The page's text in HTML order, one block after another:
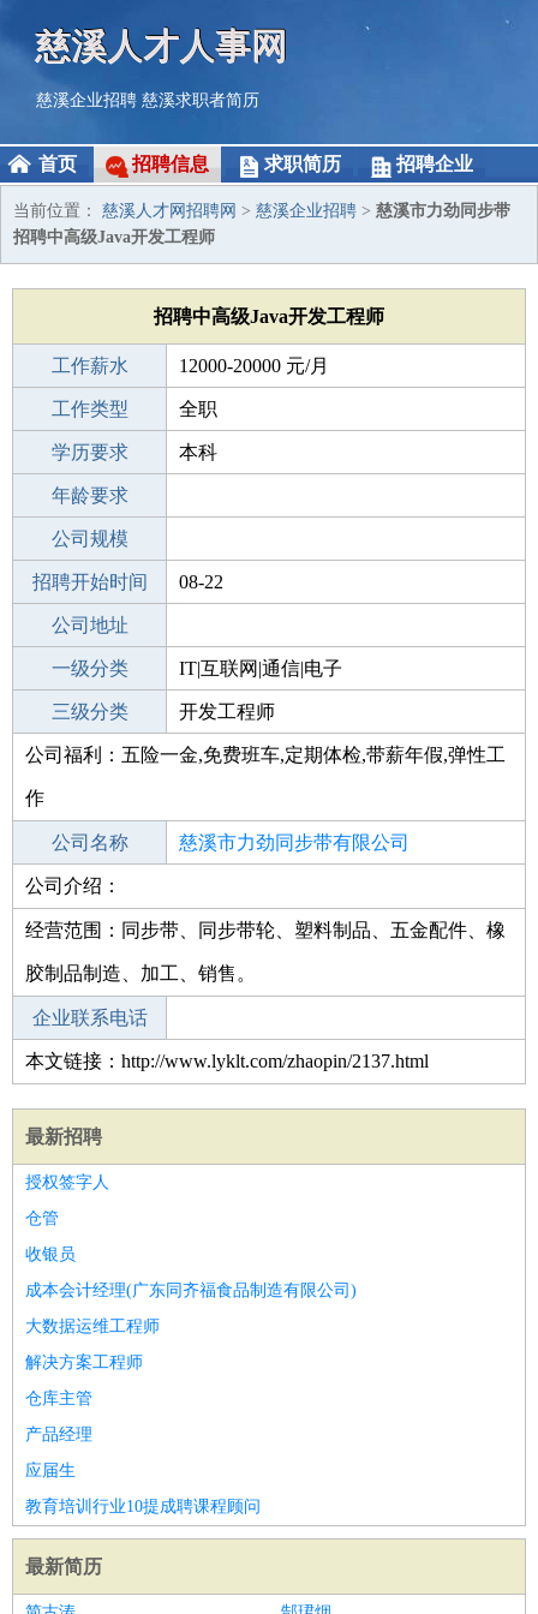
慈溪人才人事网
慈溪企业招聘 慈溪求职者简历
首页 招聘信息 求职简历 招聘企业
当前位置： 慈溪人才网招聘网 > 慈溪企业招聘 > 慈溪市力劲同步带
招聘中高级Java开发工程师
招聘中高级Java开发工程师
工作薪水 12000-20000 元/月
招聘人数 若干
工作类型 全职
性别要求 -
学历要求 本科
工作经验
年龄要求
工作地点
公司规模
公司电话
招聘开始时间 08-22
招聘结束时间
公司地址
一级分类 IT|互联网|通信|电子
二级分类 技术开发
三级分类 开发工程师
其他行业
公司福利：五险一金,免费班车,定期体检,带薪年假,弹性工
作
公司名称 慈溪市力劲同步带有限公司
公司类型
公司介绍：
经营范围：同步带、同步带轮、塑料制品、五金配件、橡
胶制品制造、加工、销售。
企业联系电话
本文链接：http://www.lyklt.com/zhaopin/2137.html
最新招聘
授权签字人
仓管
收银员
成本会计经理(广东同齐福食品制造有限公司)
大数据运维工程师
解决方案工程师
仓库主管
产品经理
应届生
教育培训行业10提成聘课程顾问
最新简历